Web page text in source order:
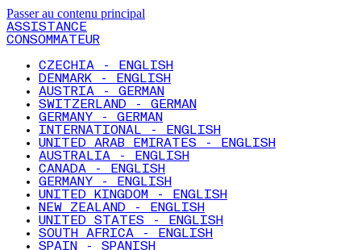
Passer au contenu principal
ASSISTANCE
CONSOMMATEUR
CZECHIA - ENGLISH
DENMARK - ENGLISH
AUSTRIA - GERMAN
SWITZERLAND - GERMAN
GERMANY - GERMAN
INTERNATIONAL - ENGLISH
UNITED ARAB EMIRATES - ENGLISH
AUSTRALIA - ENGLISH
CANADA - ENGLISH
GERMANY - ENGLISH
UNITED KINGDOM - ENGLISH
NEW ZEALAND - ENGLISH
UNITED STATES - ENGLISH
SOUTH AFRICA - ENGLISH
SPAIN - SPANISH